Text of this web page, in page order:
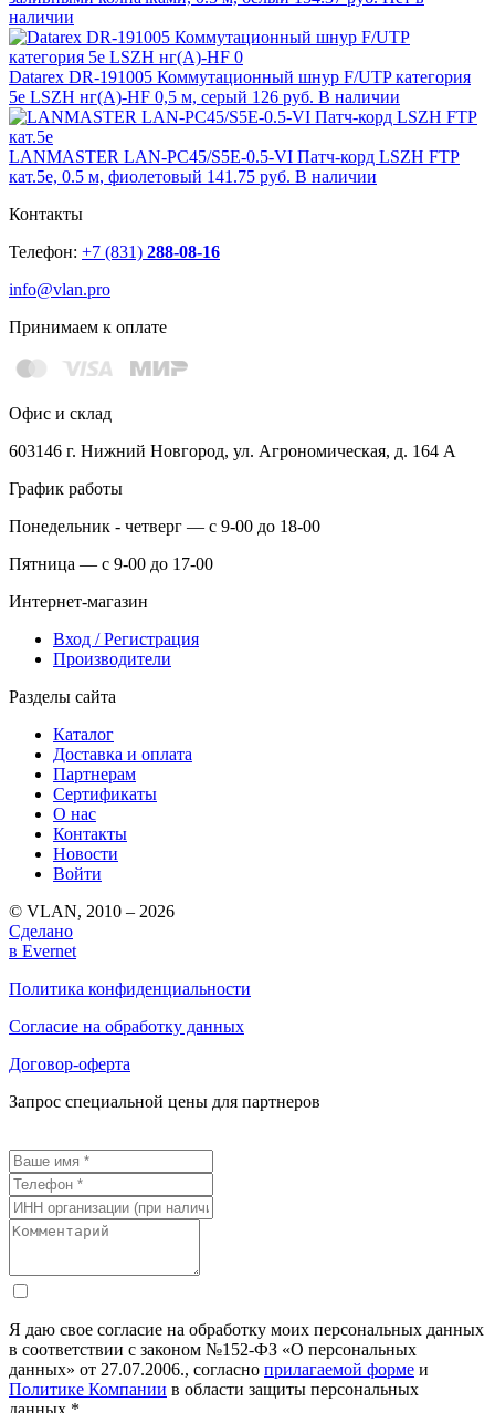
наличии
Datarex DR-191005 Коммутационный шнур F/UTP категория
5e LSZH нг(А)-HF 0,5 м, серый 126 руб. В наличии
LANMASTER LAN-PC45/S5E-0.5-VI Патч-корд LSZH FTP
кат.5e, 0.5 м, фиолетовый 141.75 руб. В наличии
Контакты
Телефон: +7 (831) 288-08-16
info@vlan.pro
Принимаем к оплате
Офис и склад
603146 г. Нижний Новгород, ул. Агрономическая, д. 164 А
График работы
Понедельник - четверг — с 9-00 до 18-00
Пятница — с 9-00 до 17-00
Интернет-магазин
Вход / Регистрация
Производители
Разделы сайта
Каталог
Доставка и оплата
Партнерам
Сертификаты
О нас
Контакты
Новости
Войти
© VLAN, 2010 – 2026
Сделано
в Evernet
Политика конфиденциальности
Согласие на обработку данных
Договор-оферта
Запрос специальной цены для партнеров
Я даю свое согласие на обработку моих персональных данных
в соответствии с законом №152-ФЗ «О персональных
данных» от 27.07.2006., согласно прилагаемой форме и
Политике Компании в области защиты персональных
данных.*